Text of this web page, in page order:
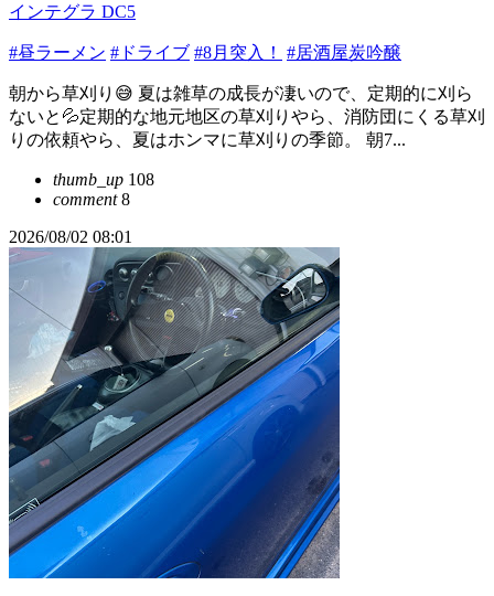
インテグラ DC5
#昼ラーメン #ドライブ #8月突入！ #居酒屋炭吟醸
朝から草刈り😅 夏は雑草の成長が凄いので、定期的に刈ら
ないと💦定期的な地元地区の草刈りやら、消防団にくる草刈
りの依頼やら、夏はホンマに草刈りの季節。 朝7...
thumb_up 108
comment8
2026/08/02 08:01